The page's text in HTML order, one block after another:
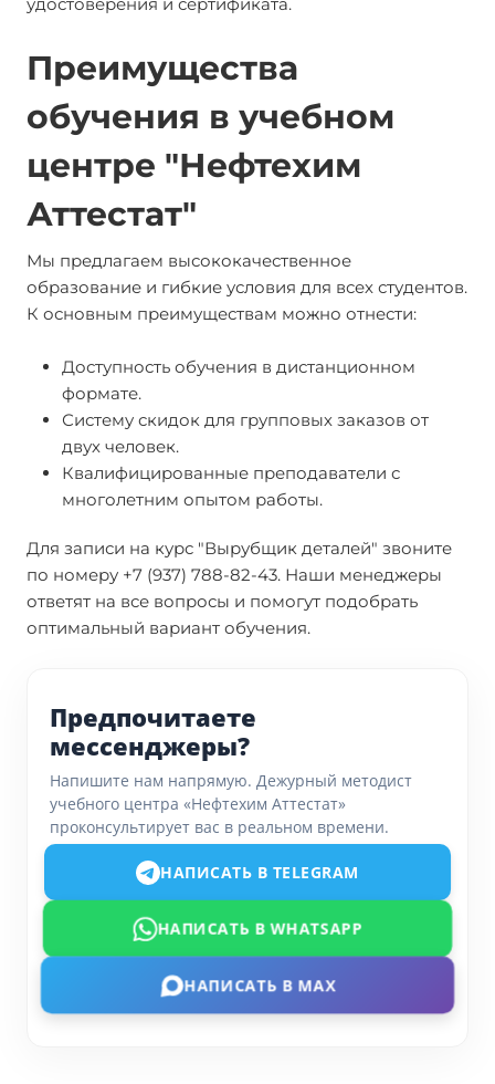
Преимущества
обучения в учебном
центре "Нефтехим
Аттестат"
Мы предлагаем высококачественное
образование и гибкие условия для всех студентов.
К основным преимуществам можно отнести:
Доступность обучения в дистанционном
формате.
Систему скидок для групповых заказов от
двух человек.
Квалифицированные преподаватели с
многолетним опытом работы.
Для записи на курс "Вырубщик деталей" звоните
по номеру +7 (937) 788-82-43. Наши менеджеры
ответят на все вопросы и помогут подобрать
оптимальный вариант обучения.
Предпочитаете
мессенджеры?
Напишите нам напрямую. Дежурный методист
учебного центра «Нефтехим Аттестат»
проконсультирует вас в реальном времени.
НАПИСАТЬ В TELEGRAM
НАПИСАТЬ В WHATSAPP
НАПИСАТЬ В MAX